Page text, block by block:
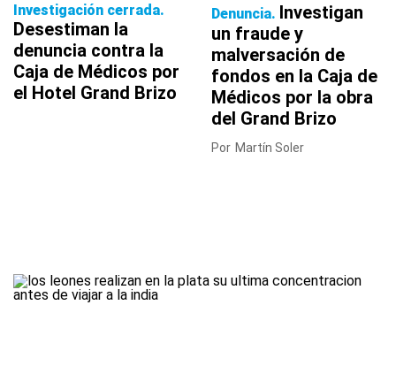
Investigación cerrada
Desestiman la
denuncia contra la
Caja de Médicos por
el Hotel Grand Brizo
Denuncia Investigan
un fraude y
malversación de
fondos en la Caja de
Médicos por la obra
del Grand Brizo
Por Martín Soler